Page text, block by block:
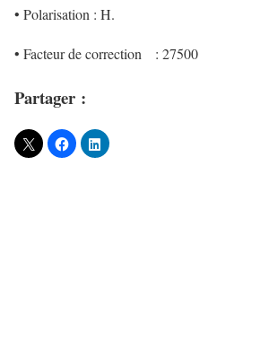
• Polarisation : H.
• Facteur de correction : 27500
Partager :